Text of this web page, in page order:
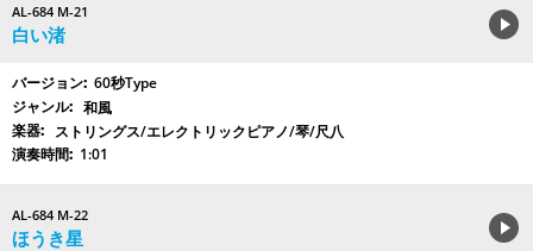
AL-684 M-21
白い渚
60秒Type
和風
ストリングス/エレクトリックピアノ/琴/尺八
1:01
AL-684 M-22
ほうき星